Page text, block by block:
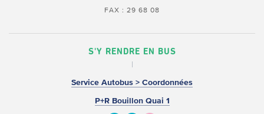
FAX : 29 68 08
S'Y RENDRE EN BUS
Service Autobus > Coordonnées
P+R Bouillon Quai 1